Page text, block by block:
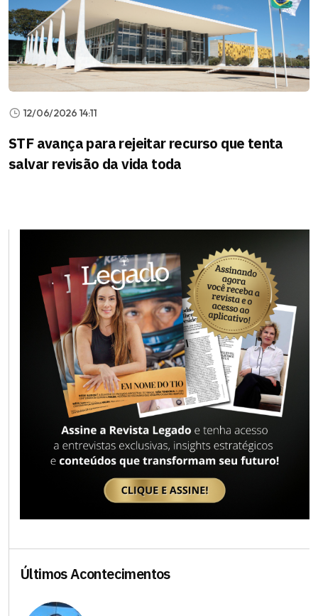
12/06/2026 14:11
STF avança para rejeitar recurso que tenta
salvar revisão da vida toda
Últimos Acontecimentos